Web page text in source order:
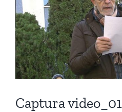
más
grande
Captura video_01